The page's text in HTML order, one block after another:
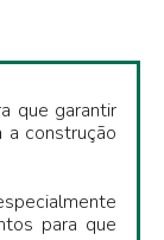
que garantir
a construção
para que